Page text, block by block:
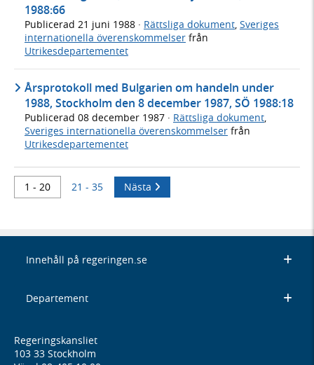
1988:66
Publicerad 21 juni 1988 · Rättsliga dokument, Sveriges
internationella överenskommelser från
Utrikesdepartementet
Årsprotokoll med Bulgarien om handeln under
1988, Stockholm den 8 december 1987, SÖ 1988:18
Publicerad 08 december 1987 · Rättsliga dokument,
Sveriges internationella överenskommelser från
Utrikesdepartementet
1 - 20 21 - 35 Nästa
Innehåll på regeringen.se
Departement
Regeringskansliet
103 33 Stockholm